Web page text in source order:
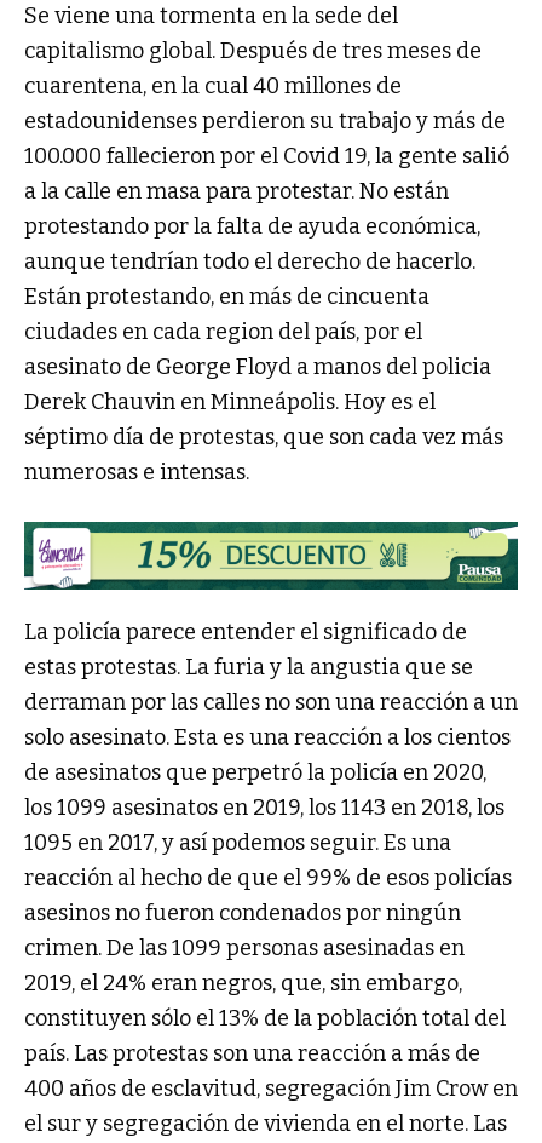
Se viene una tormenta en la sede del
capitalismo global. Después de tres meses de
cuarentena, en la cual 40 millones de
estadounidenses perdieron su trabajo y más de
100.000 fallecieron por el Covid 19, la gente salió
a la calle en masa para protestar. No están
protestando por la falta de ayuda económica,
aunque tendrían todo el derecho de hacerlo.
Están protestando, en más de cincuenta
ciudades en cada region del país, por el
asesinato de George Floyd a manos del policia
Derek Chauvin en Minneápolis. Hoy es el
séptimo día de protestas, que son cada vez más
numerosas e intensas.
La policía parece entender el significado de
estas protestas. La furia y la angustia que se
derraman por las calles no son una reacción a un
solo asesinato. Esta es una reacción a los cientos
de asesinatos que perpetró la policía en 2020,
los 1099 asesinatos en 2019, los 1143 en 2018, los
1095 en 2017, y así podemos seguir. Es una
reacción al hecho de que el 99% de esos policías
asesinos no fueron condenados por ningún
crimen. De las 1099 personas asesinadas en
2019, el 24% eran negros, que, sin embargo,
constituyen sólo el 13% de la población total del
país. Las protestas son una reacción a más de
400 años de esclavitud, segregación Jim Crow en
el sur y segregación de vivienda en el norte. Las